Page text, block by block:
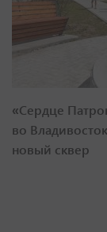
«Сердце
во
новый сквер